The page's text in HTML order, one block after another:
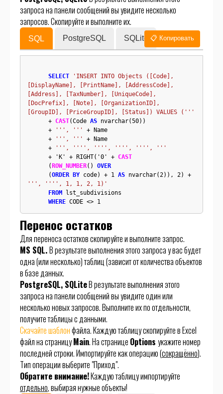
запроса на панели сообщений вы увидите несколько
запросов. Скопируйте и выполните их.
SQL PostgreSQL SQLite 📋 Копировать
SELECT
'INSERT INTO Objects ([Code],
[DisplayName], [PrintName], [AddressCode],
[Address], [TaxNumber], [UniqueCode],
[DocPrefix], [Note], [OrganizationID],
[GroupID], [PriceGroupID], [Status]) VALUES ('''
      +
CAST(Code AS nvarchar(50))
      +
''', '''
+ Name
      +
''', '''
+ Name
      +
''', '''', '''', '''', '''', '''
      + 'K' + RIGHT('0' +
CAST
      (
ROW_NUMBER() OVER
      (
ORDER BY code) + 1 AS
''', '''', 1, 1, 2, 1)'
FROM lst_subdivisions
WHERE CODE <> 1
Перенос остатков
Для переноса остатков скопируйте и выполните запрос.
MS SQL.В результате выполнения этого запроса у вас будет
одна (или несколько) таблиц (зависит от количества объектов
в базе данных.
PostgreSQL, SQLiteВ результате выполнения этого
запроса на панели сообщений вы увидите один или
несколько новых запросов. Выполните их по отдельности,
получите таблицы с данными.
Скачайте шаблонфайла. Каждую таблицу скопируйте в Excel
файл на страницуMain. На странице Options укажите номер
последней строки. Импортируйте как операцию (сокращённо).
Тип операции выберите "Приход".
Обратите внимание!Каждую таблицу импортируйте
отдельно, выбирая нужные объекты!